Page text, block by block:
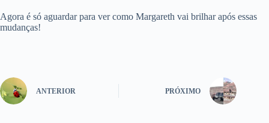
Agora é só aguardar para ver como Margareth vai brilhar após essas
mudanças!
ANTERIOR PRÓXIMO